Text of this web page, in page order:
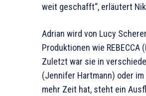
weit geschafft“, erläutert
Adrian wird von Lucy
Produktionen wie REBECCA
Zuletzt war sie in
(Jennifer Hartmann) oder im
mehr Zeit hat, steht ein